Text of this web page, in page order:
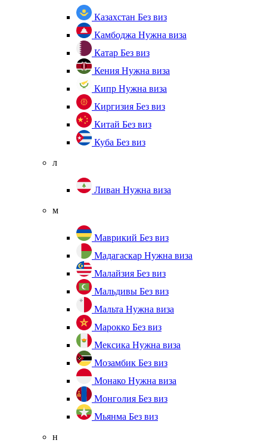
Казахстан Без виз
Камбоджа Нужна виза
Катар Без виз
Кения Нужна виза
Кипр Нужна виза
Киргизия Без виз
Китай Без виз
Куба Без виз
л
Ливан Нужна виза
м
Маврикий Без виз
Мадагаскар Нужна виза
Малайзия Без виз
Мальдивы Без виз
Мальта Нужна виза
Марокко Без виз
Мексика Нужна виза
Мозамбик Без виз
Монако Нужна виза
Монголия Без виз
Мьянма Без виз
н